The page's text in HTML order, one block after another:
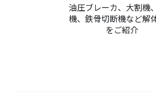
油圧ブレーカ、大割機
機、鉄骨切断機など解
をご紹介